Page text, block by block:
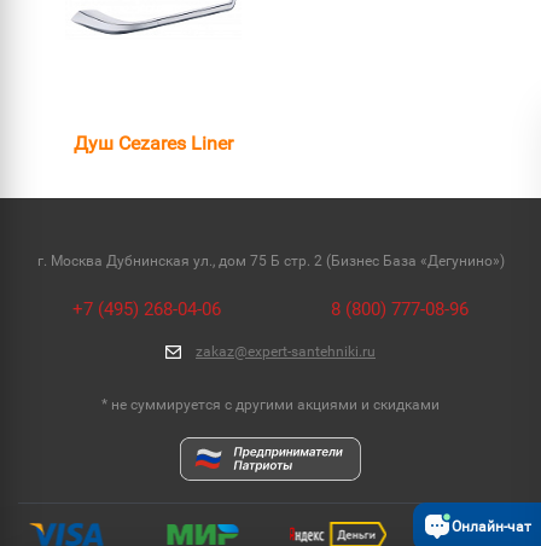
Душ Cezares Liner
г. Москва Дубнинская ул., дом 75 Б стр. 2 (Бизнес База «Дегунино»)
+7 (495) 268-04-06 8 (800) 777-08-96
zakaz@expert-santehniki.ru
* не суммируется с другими акциями и скидками
Онлайн-чат